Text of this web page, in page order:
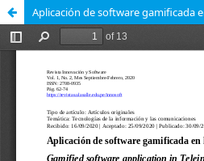
Aplicación de software gamificada